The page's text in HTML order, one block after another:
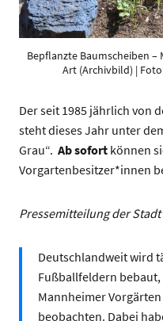
Bepflanzte Baumscheiben
Art (Archivbild) |
Der seit 1985 jährlich von
steht dieses Jahr unter
Grau“. Ab sofortkönnen
Vorgartenbesitzer*innen
Pressemitteilung der
Deutschlandweit wird
Fußballfeldern
Mannheimer
beobachten. Dabei